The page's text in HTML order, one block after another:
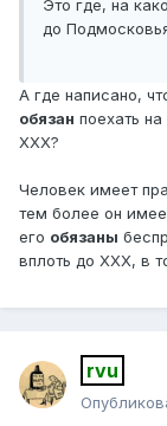
Это где, на
до
А где написано,
обязан поехать
ХХХ?
Человек имеет
тем более он
его обязаны
вплоть до ХХХ, в
rvu